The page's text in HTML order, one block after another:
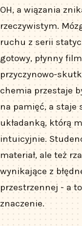
OH, a wiązania
rzeczywistym.
ruchu z serii
gotowy, płynny
przyczynowo-
chemia przestaje
na pamięć, a staje
układanką, którą
intuicyjnie.
materiał, ale też
wynikające z
przestrzennej - a
znaczenie.